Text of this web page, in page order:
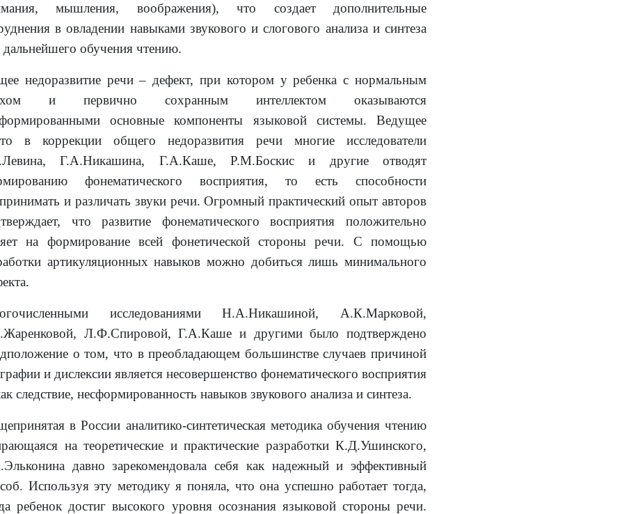
мышления, воображения), что создает дополнительные
в овладении навыками звукового и слогового анализа и синтеза
дальнейшего обучения чтению.
недоразвитие речи – дефект, при котором у ребенка с нормальным
и первично сохранным интеллектом оказываются
основные компоненты языковой системы. Ведущее
в коррекции общего недоразвития речи многие исследователи
Г.А.Никашина, Г.А.Каше, Р.М.Боскис и другие отводят
фонематического восприятия, то есть способности
и различать звуки речи. Огромный практический опыт авторов
что развитие фонематического восприятия положительно
на формирование всей фонетической стороны речи. С помощью
артикуляционных навыков можно добиться лишь минимального
исследованиями Н.А.Никашиной, А.К.Марковой,
Л.Ф.Спировой, Г.А.Каше и другими было подтверждено
о том, что в преобладающем большинстве случаев причиной
и дислексии является несовершенство фонематического восприятия
следствие, несформированность навыков звукового анализа и синтеза.
в России аналитико-синтетическая методика обучения чтению
на теоретические и практические разработки К.Д.Ушинского,
давно зарекомендовала себя как надежный и эффективный
Используя эту методику я поняла, что она успешно работает тогда,
ребенок достиг высокого уровня осознания языковой стороны речи.